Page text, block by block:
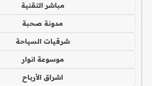
مباشر التقنية
مدونة صحبة
شرقيات السياحة
موسوعة انوار
اشراق الأرباح